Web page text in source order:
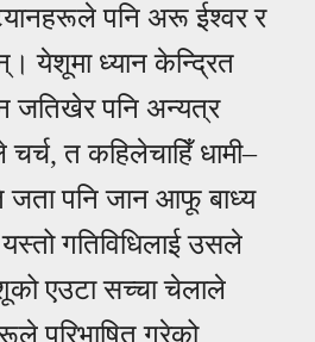
पनि अरू ईश्वर र
येशूमा ध्यान केन्द्रित
जतिखेर पनि अन्यत्र
त कहिलेचाहिँ धामी–
जता पनि जान आफू बाध्य
गतिविधिलाई उसले
एउटा सच्चा चेलाले
परिभाषित गरेको